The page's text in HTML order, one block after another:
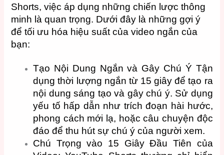
Shorts, việc áp dụng những chiến lược thông
minh là quan trọng. Dưới đây là những gợi ý
để tối ưu hóa hiệu suất của video ngắn của
bạn:
Tạo Nội Dung Ngắn và Gây Chú Ý Tận
dụng thời lượng ngắn từ 15 giây để tạo ra
nội dung sáng tạo và gây chú ý. Sử dụng
yếu tố hấp dẫn như trích đoạn hài hước,
phong cách mới lạ, hoặc câu chuyện độc
đáo để thu hút sự chú ý của người xem.
Chú Trọng vào 15 Giây Đầu Tiên của